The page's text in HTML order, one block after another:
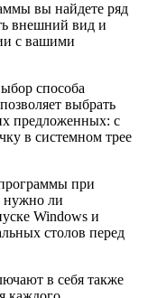
вы найдете ряд
внешний вид и
с вашими
способа
выбрать
предложенных: с
в системном трее
при
нужно ли
Windows и
столов перед
в себя также